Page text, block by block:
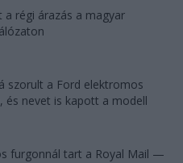
a régi árazás a magyar
szorult a Ford elektromos
és nevet is kapott a modell
furgonnál tart a Royal Mail —